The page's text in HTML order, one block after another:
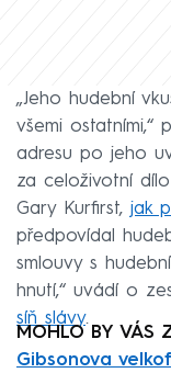
„Jeho hudební
všemi ostatními,“
adresu po jeho
za celoživotní
Gary Kurfirst, jak
předpovídal
smlouvy s
hnutí,“ uvádí o
síň slávy.
MOHLO BY VÁS
Gibsonova